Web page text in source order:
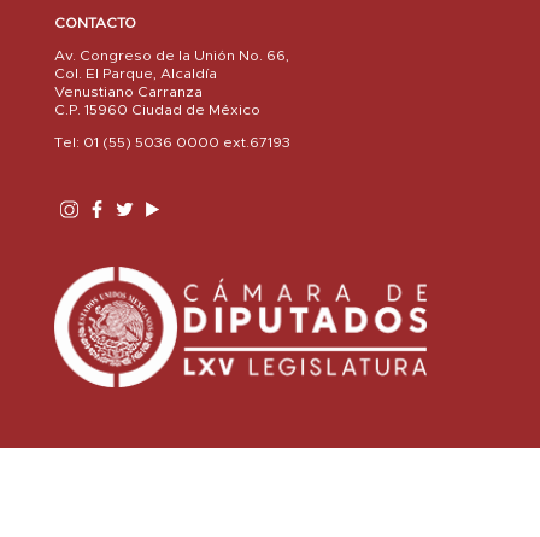
CONTACTO
Av. Congreso de la Unión No. 66,
Col. El Parque, Alcaldía
Venustiano Carranza
C.P. 15960 Ciudad de México
Tel: 01 (55) 5036 0000 ext.67193